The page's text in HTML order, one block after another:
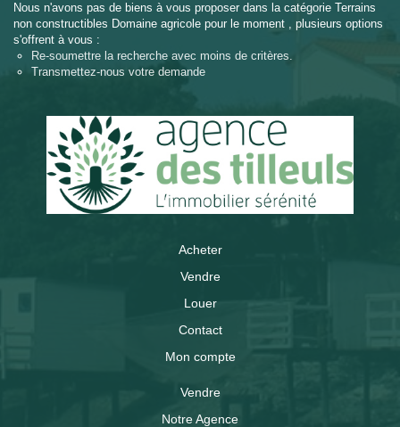
Nous n'avons pas de biens à vous proposer dans la catégorie Terrains
non constructibles Domaine agricole pour le moment , plusieurs options
s'offrent à vous :
Re-soumettre la recherche avec moins de critères.
Transmettez-nous votre demande
Acheter
Vendre
Louer
Contact
Mon compte
Vendre
Notre Agence